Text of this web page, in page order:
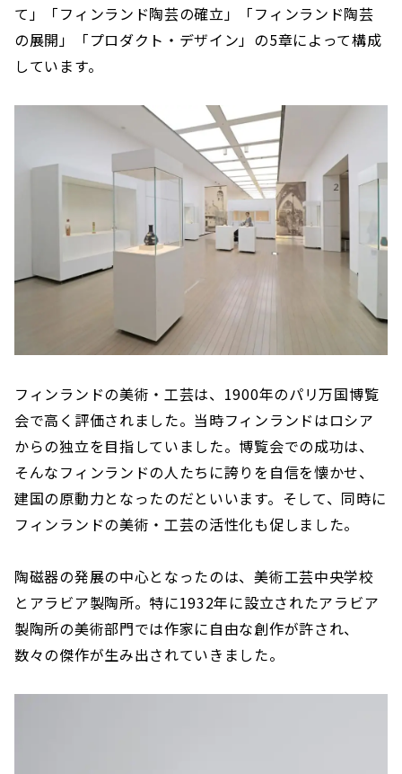
て」「フィンランド陶芸の確立」「フィンランド陶芸
の展開」「プロダクト・デザイン」の5章によって構成
しています。
フィンランドの美術・工芸は、1900年のパリ万国博覧
会で高く評価されました。当時フィンランドはロシア
からの独立を目指していました。博覧会での成功は、
そんなフィンランドの人たちに誇りを自信を懐かせ、
建国の原動力となったのだといいます。そして、同時に
フィンランドの美術・工芸の活性化も促しました。
陶磁器の発展の中心となったのは、美術工芸中央学校
とアラビア製陶所。特に1932年に設立されたアラビア
製陶所の美術部門では作家に自由な創作が許され、
数々の傑作が生み出されていきました。